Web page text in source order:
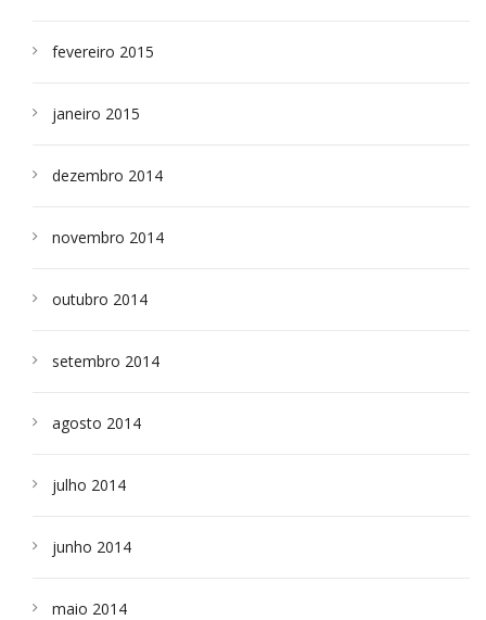
fevereiro 2015
janeiro 2015
dezembro 2014
novembro 2014
outubro 2014
setembro 2014
agosto 2014
julho 2014
junho 2014
maio 2014